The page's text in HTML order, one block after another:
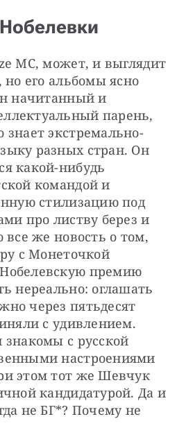
MC, может, и выглядит
но его альбомы ясно
начитанный и
парень,
экстремально-
разных стран. Он
какой-нибудь
командой и
стилизацию под
про листву берез и
все же новость о том,
с Монеточкой
премию
нереально: оглашать
через пятьдесят
с удивлением.
с русской
настроениями
этом тот же Шевчук
кандидатурой. Да и
не БГ*? Почему не